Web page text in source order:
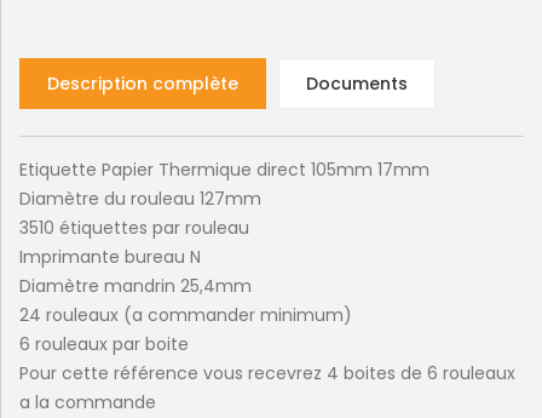
Description complète Documents
Etiquette Papier Thermique direct 105mm 17mm
Diamètre du rouleau 127mm
3510 étiquettes par rouleau
Imprimante bureau N
Diamètre mandrin 25,4mm
24 rouleaux (a commander minimum)
6 rouleaux par boite
Pour cette référence vous recevrez 4 boites de 6 rouleaux
a la commande